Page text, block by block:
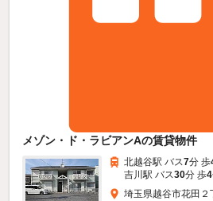
メゾン・ド・ラビアンAの賃貸物件
北越谷駅 バス7分 歩
吉川駅 バス30分 歩4
埼玉県越谷市花田２